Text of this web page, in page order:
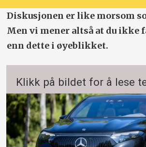
Diskusjonen er like morsom
Men vi mener altså at du ikke
enn dette i øyeblikket.
Klikk på bildet for å lese